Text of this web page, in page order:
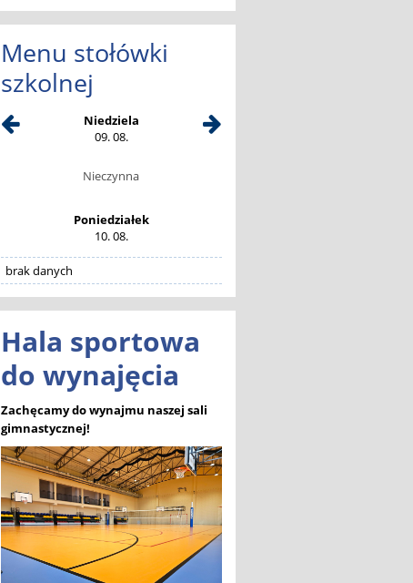
Menu stołówki
szkolnej
Niedziela
09. 08.
Nieczynna
Poniedziałek
10. 08.
brak danych
Hala sportowa
do wynajęcia
Zachęcamy do wynajmu naszej sali
gimnastycznej!